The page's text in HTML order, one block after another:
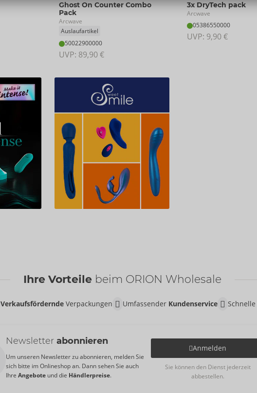
Ghost On Counter Combo
Pack
Arcwave
Auslaufartikel
50022900000
UVP: 89,90 €
3x DryTech pack
Arcwave
05386550000
UVP: 9,90 €
Ihre Vorteile beim ORION Wholesale
VerkaufsförderndeVerpackungen Umfassender Kundenservice Schnelle
Newsletter abonnieren
Um unseren Newsletter zu abonnieren, melden Sie
sich bitte im Onlineshop an. Dann sehen Sie auch
Ihre Angebote und die Händlerpreise.
Anmelden
Sie können den Dienst jederzeit
abbestellen.